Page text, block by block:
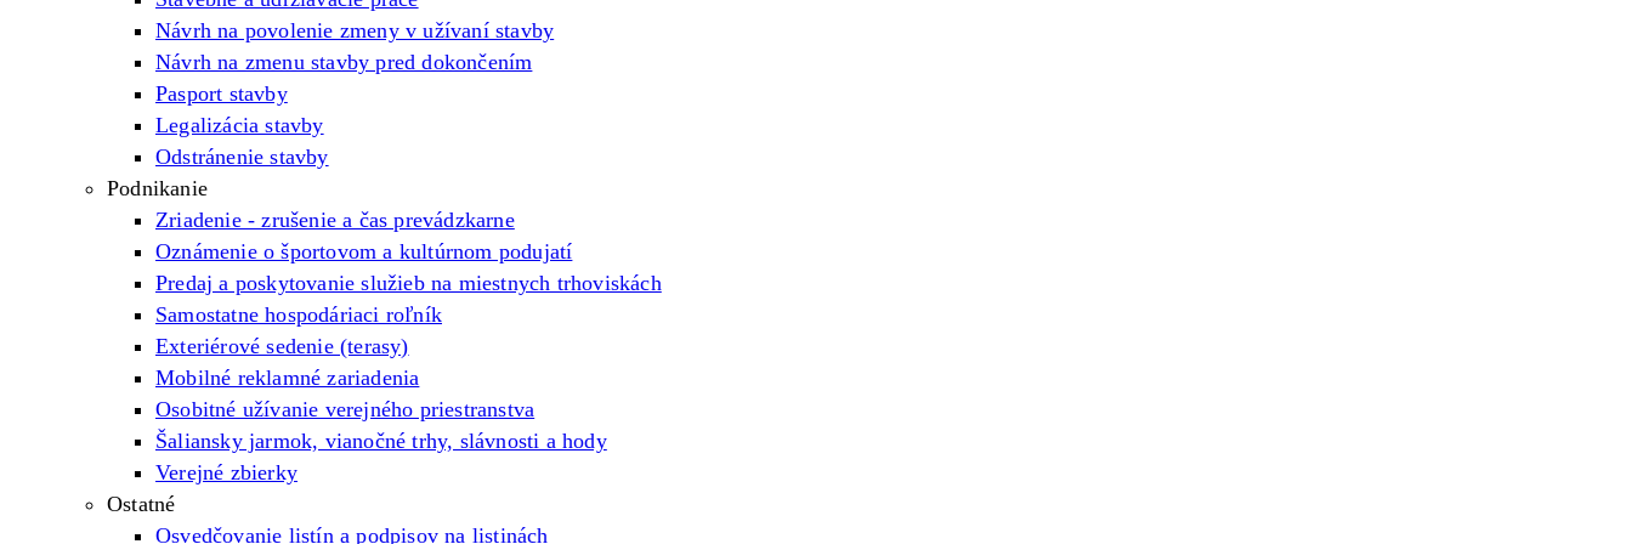
Návrh na povolenie zmeny v užívaní stavby
Návrh na zmenu stavby pred dokončením
Pasport stavby
Legalizácia stavby
Odstránenie stavby
Podnikanie
Zriadenie - zrušenie a čas prevádzkarne
Oznámenie o športovom a kultúrnom podujatí
Predaj a poskytovanie služieb na miestnych trhoviskách
Samostatne hospodáriaci roľník
Exteriérové sedenie (terasy)
Mobilné reklamné zariadenia
Osobitné užívanie verejného priestranstva
Šaliansky jarmok, vianočné trhy, slávnosti a hody
Verejné zbierky
Ostatné
Osvedčovanie listín a podpisov na listinách